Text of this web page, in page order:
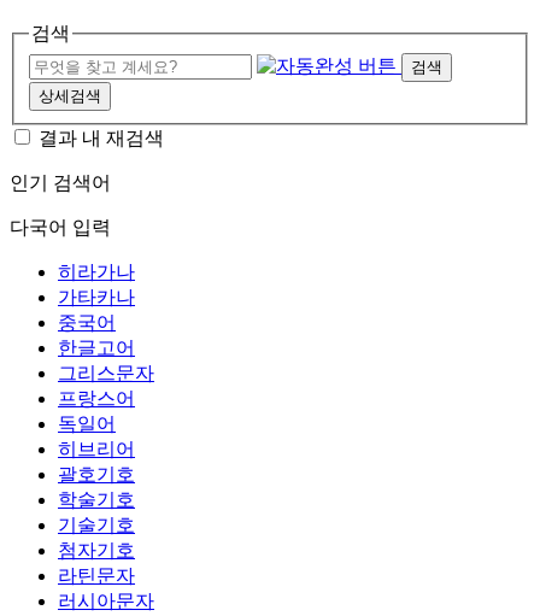
검색
검색
상세검색
결과 내 재검색
인기 검색어
다국어 입력
히라가나
가타카나
중국어
한글고어
그리스문자
프랑스어
독일어
히브리어
괄호기호
학술기호
기술기호
첨자기호
라틴문자
러시아문자